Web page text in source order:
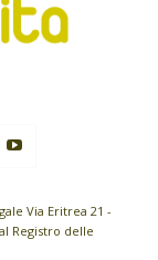
Via Eritrea 21 -
Registro delle